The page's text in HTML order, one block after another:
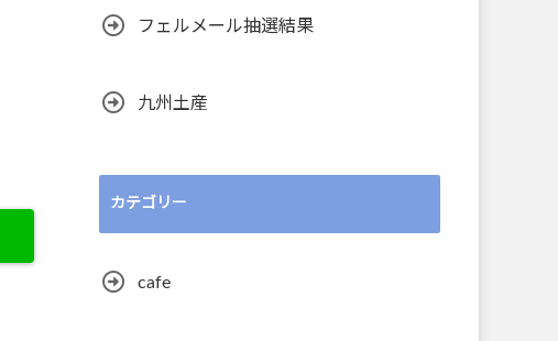
フェルメール抽選結果
九州土産
カテゴリー
cafe